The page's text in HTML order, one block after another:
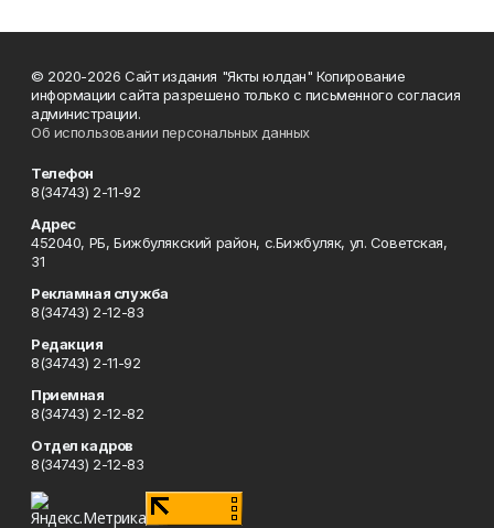
© 2020-2026 Сайт издания "Якты юлдан" Копирование
информации сайта разрешено только с письменного согласия
администрации.
Об использовании персональных данных
Телефон
8(34743) 2-11-92
Адрес
452040, РБ, Бижбулякский район, с.Бижбуляк, ул. Советская,
31
Рекламная служба
8(34743) 2-12-83
Редакция
8(34743) 2-11-92
Приемная
8(34743) 2-12-82
Отдел кадров
8(34743) 2-12-83